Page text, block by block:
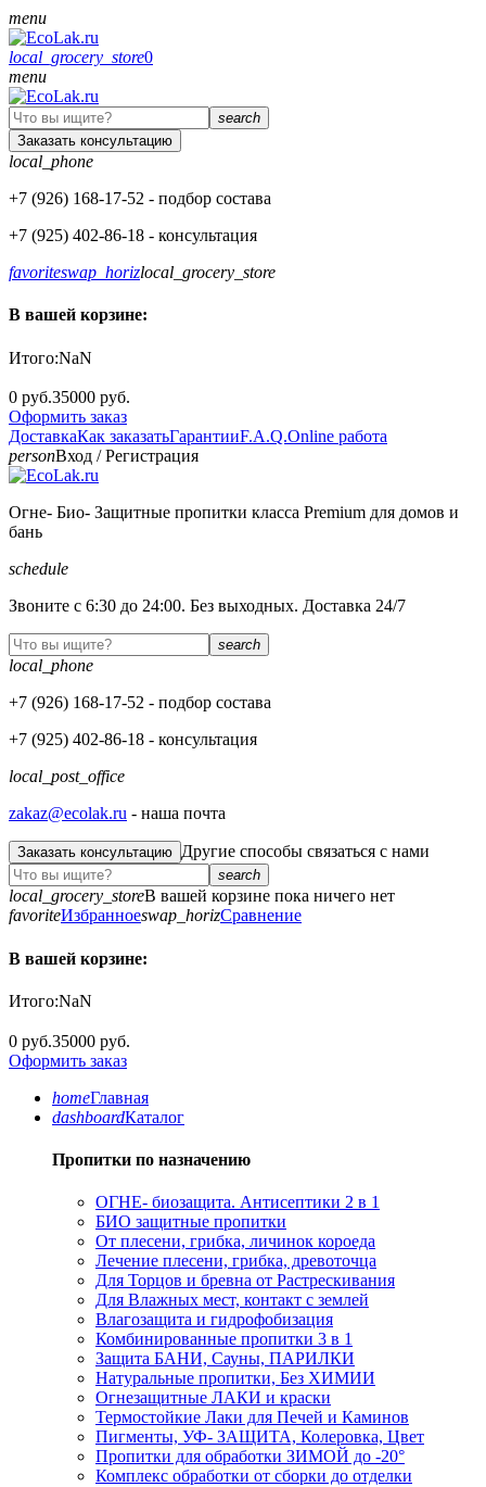
menu
local_grocery_store0
menu
search
Заказать консультацию
local_phone
+7 (926) 168-17-52 - подбор состава
+7 (925) 402-86-18 - консультация
favoriteswap_horizlocal_grocery_store
В вашей корзине:
Итого:NaN
0 руб.35000 руб.
Оформить заказ
ДоставкаКак заказатьГарантииF.A.Q.Online работа
personВход /Регистрация
Огне- Био- Защитные пропитки класса Premium для домов и
бань
schedule
Звоните с 6:30 до 24:00. Без выходных. Доставка 24/7
search
local_phone
+7 (926) 168-17-52 - подбор состава
+7 (925) 402-86-18 - консультация
local_post_office
zakaz@ecolak.ru - наша почта
Заказать консультацию Другие способы связаться с нами
search
local_grocery_storeВ вашей корзине пока ничего нет
favoriteИзбранноеswap_horizСравнение
В вашей корзине:
Итого:NaN
0 руб.35000 руб.
Оформить заказ
homeГлавная
dashboardКаталог
Пропитки по назначению
ОГНЕ- биозащита. Антисептики 2 в 1
БИО защитные пропитки
От плесени, грибка, личинок короеда
Лечение плесени, грибка, древоточца
Для Торцов и бревна от Растрескивания
Для Влажных мест, контакт с землей
Влагозащита и гидрофобизация
Комбинированные пропитки 3 в 1
Защита БАНИ, Сауны, ПАРИЛКИ
Натуральные пропитки, Без ХИМИИ
Огнезащитные ЛАКИ и краски
Термостойкие Лаки для Печей и Каминов
Пигменты, УФ- ЗАЩИТА, Колеровка, Цвет
Пропитки для обработки ЗИМОЙ до -20°
Комплекс обработки от сборки до отделки